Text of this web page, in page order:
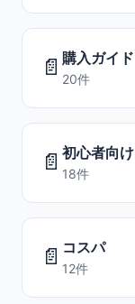
📄 購入ガイド
20件
📄 初心者向け
18件
📄 コスパ
12件